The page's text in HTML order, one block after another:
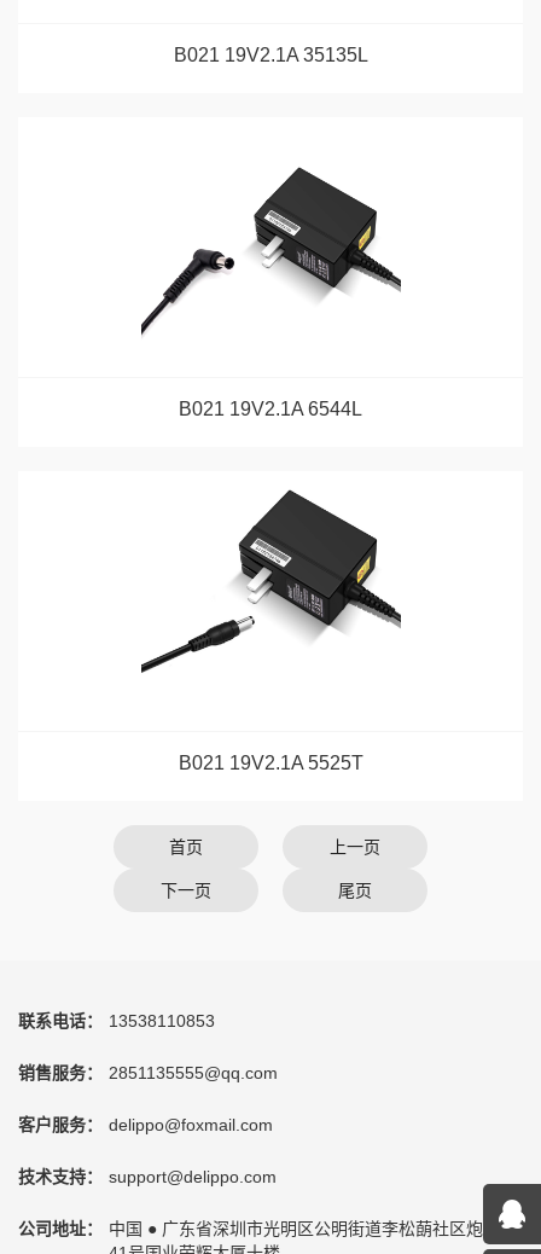
B021 19V2.1A 35135L
B021 19V2.1A 6544L
B021 19V2.1A 5525T
首页 上一页
下一页 尾页
联系电话： 13538110853
销售服务： 2851135555@qq.com
客户服务： delippo@foxmail.com
技术支持： support@delippo.com
公司地址：
中国 ● 广东省深圳市光明区公明街道李松蓢社区炮台路